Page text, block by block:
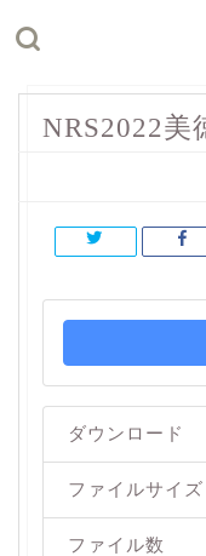
NRS2022美
ダウンロード
ファイルサイズ
ファイル数